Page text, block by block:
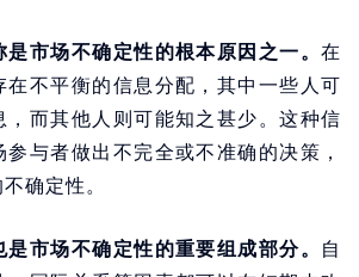
市场不确定性的根本原因之一。 在
在不平衡的信息分配，其中一些人可
，而其他人则可能知之甚少。这种信
与者做出不完全或不准确的决策，
确定性。
市场不确定性的重要组成部分。
自